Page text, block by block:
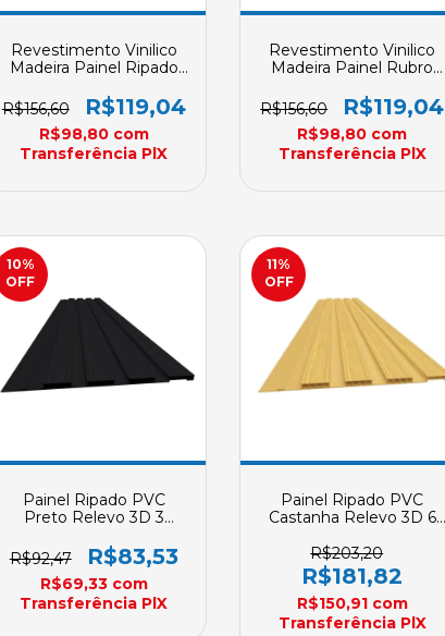
Revestimento Vinilico
Madeira Painel Ripado
Placa REVID 250mm X
10mm Sob Encomenda
R$156,60 R$119,04
R$98,80 com
Transferência PlX
Revestimento Vinilico
Madeira Painel Rubro
Placa Revid 250mm X
10mm Sob Encomenda
R$156,60 R$119,04
R$98,80 com
Transferência PlX
10%
OFF
Painel Ripado PVC
Preto Relevo 3D 3
7mm Sob Encomenda
R$92,47 R$83,53
R$69,33 com
Transferência PlX
11%
OFF
Painel Ripado PVC
Castanha Relevo 3D 6
7mm Sob Encomenda
R$203,20
R$181,82
R$150,91 com
Transferência PlX